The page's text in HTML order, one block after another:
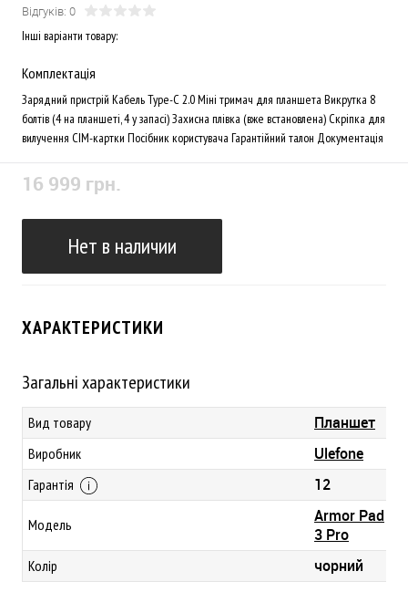
Відгуків: 0
Інші варіанти товару:
Комплектація
Зарядний пристрій Кабель Type-C 2.0 Міні тримач для планшета Викрутка 8
болтів (4 на планшеті, 4 у запасі) Захисна плівка (вже встановлена) Скріпка для
вилучення СІМ-картки Посібник користувача Гарантійний талон Документація
16 999 грн.
Нет в наличии
ХАРАКТЕРИСТИКИ
Загальні характеристики
Вид товару Планшет
Виробник Ulefone
Гарантія 12
Модель
Armor Pad
3 Pro
Колір чорний